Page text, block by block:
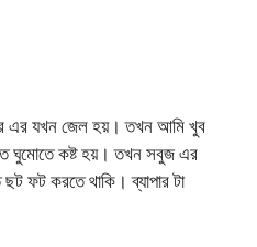
এর যখন জেল হয়। তখন আমি খুব
ঘুমোতে কষ্ট হয়। তখন সবুজ এর
ফট করতে থাকি। ব্যাপার টা